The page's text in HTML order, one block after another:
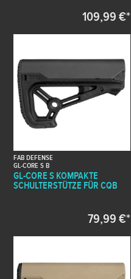
109,99 €*
FAB DEFENSE
GL-CORE S B
GL-CORE S KOMPAKTE
SCHULTERSTÜTZE FÜR CQB
79,99 €*